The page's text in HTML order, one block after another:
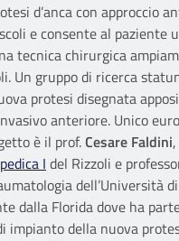
d’anca con approccio
e consente al paziente
tecnica chirurgica
Un gruppo di ricerca
protesi disegnata
anteriore. Unico
è il prof.Cesare Faldini
I del Rizzoli e
dell’Università
dalla Florida dove ha
impianto della nuova